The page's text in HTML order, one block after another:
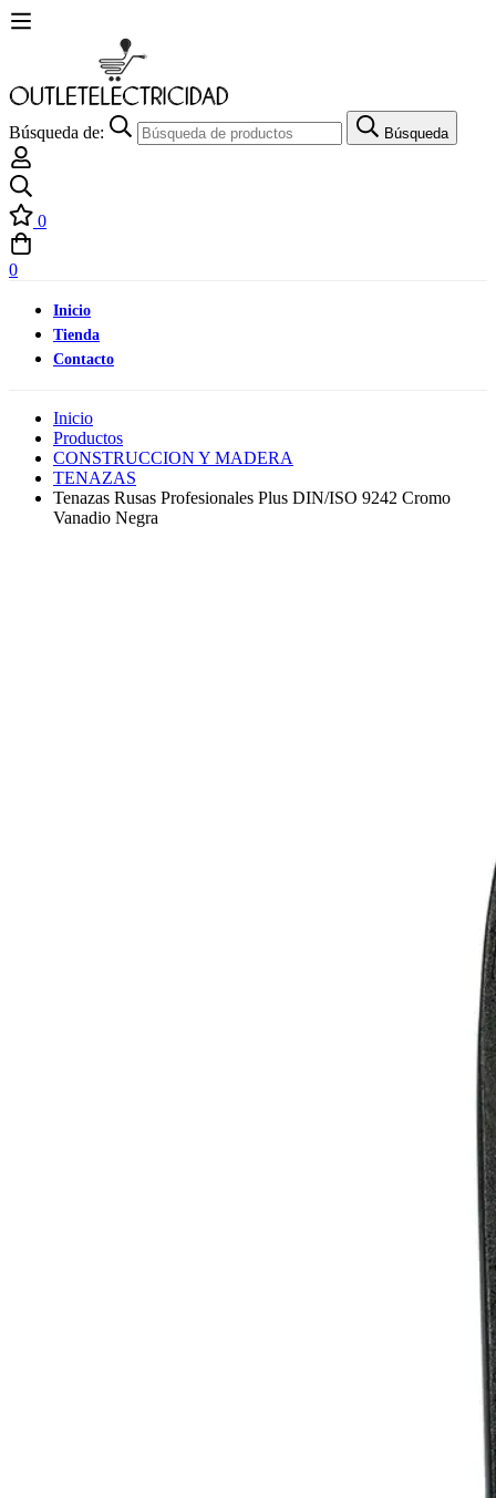
Búsqueda de: Búsqueda
0
0
Inicio
Tienda
Contacto
Inicio
Productos
CONSTRUCCION Y MADERA
TENAZAS
Tenazas Rusas Profesionales Plus DIN/ISO 9242 Cromo
Vanadio Negra